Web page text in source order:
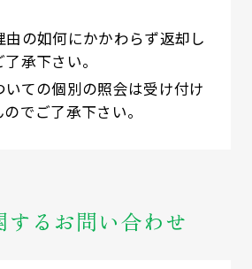
由の如何にかかわらず返却し
承下さい。
ての個別の照会は受け付け
でご了承下さい。
するお問い合わせ